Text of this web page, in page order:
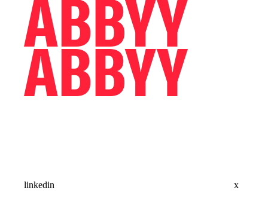
linkedin x